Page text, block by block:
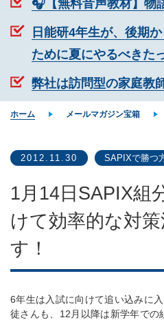
🎧【無料音声教材】物
日能研4年生が、後期
ために夏にやるべきた
弊社は訪問型の家庭教
ホーム メールマガジン宝箱
2012.11.30 SAPIXで勝つ
1月14日SAPIX組
けて効率的な対
す！
6年生は入試に向けて追い込みに
徒さんも、12月以降は新学年で